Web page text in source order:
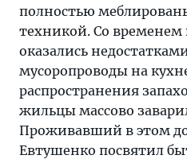
полностью
техникой. Со
оказались
мусоропроводы на
распространения
жильцы массово
Проживавший в этом
Евтушенко посвятил